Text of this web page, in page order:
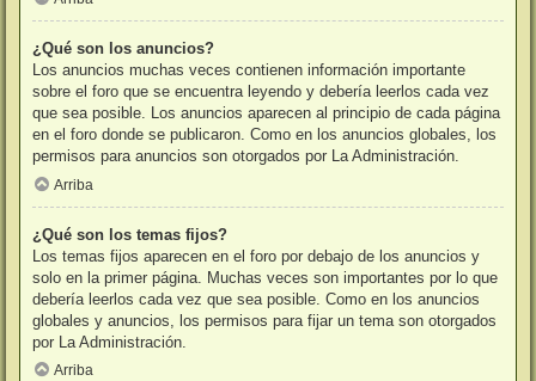
¿Qué son los anuncios?
Los anuncios muchas veces contienen información importante
sobre el foro que se encuentra leyendo y debería leerlos cada vez
que sea posible. Los anuncios aparecen al principio de cada página
en el foro donde se publicaron. Como en los anuncios globales, los
permisos para anuncios son otorgados por La Administración.
Arriba
¿Qué son los temas fijos?
Los temas fijos aparecen en el foro por debajo de los anuncios y
solo en la primer página. Muchas veces son importantes por lo que
debería leerlos cada vez que sea posible. Como en los anuncios
globales y anuncios, los permisos para fijar un tema son otorgados
por La Administración.
Arriba